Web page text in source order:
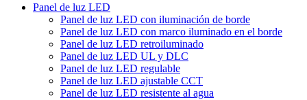
Panel de luz LED
Panel de luz LED con iluminación de borde
Panel de luz LED con marco iluminado en el borde
Panel de luz LED retroiluminado
Panel de luz LED UL y DLC
Panel de luz LED regulable
Panel de luz LED ajustable CCT
Panel de luz LED resistente al agua